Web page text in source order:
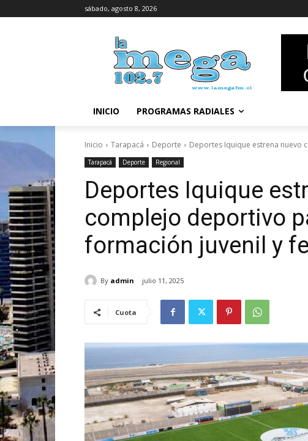
sábado, agosto 8, 2026
INICIO PROGRAMAS RADIALES
Inicio Tarapacá Deporte Deportes Iquique estrena nuevo
Tarapacá Deporte Regional
Deportes Iquique
complejo deportivo
formación juvenil y
By admin julio 11, 2025
Cuota